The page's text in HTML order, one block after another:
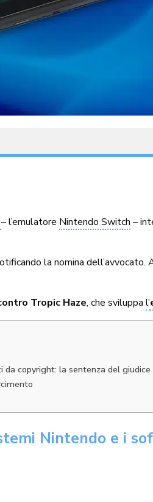
– l’emulatore Nintendo Switch –
la nomina
Tropic Haze, che sviluppal’
copyright: la sentenza del giudice
Nintendo e i